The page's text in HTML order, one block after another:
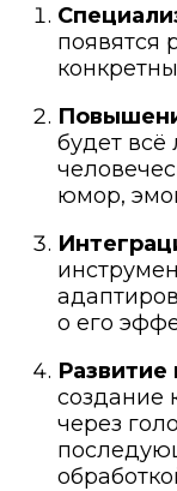
появятся
будет
юмор,
о его
создание
через